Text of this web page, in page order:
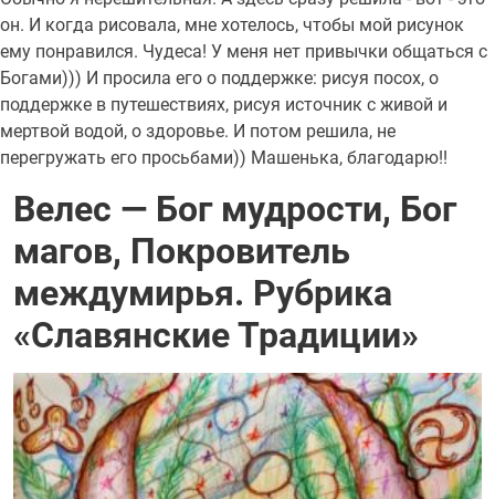
он. И когда рисовала, мне хотелось, чтобы мой рисунок
ему понравился. Чудеса! У меня нет привычки общаться с
Богами))) И просила его о поддержке: рисуя посох, о
поддержке в путешествиях, рисуя источник с живой и
мертвой водой, о здоровье. И потом решила, не
перегружать его просьбами)) Машенька, благодарю!!
Велес — Бог мудрости, Бог
магов, Покровитель
междумирья. Рубрика
«Славянские Традиции»